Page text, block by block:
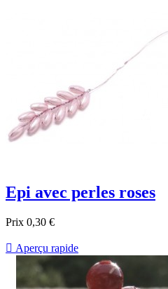
Epi avec perles roses
Prix 0,30 €
 Aperçu rapide